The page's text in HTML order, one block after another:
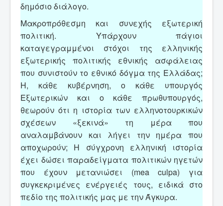
δημόσιο διάλογο.
Μακροπρόθεσμη και συνεχής εξωτερική
πολιτική. Υπάρχουν πάγιοι
καταγεγραμμένοι στόχοι της ελληνικής
εξωτερικής πολιτικής εθνικής ασφάλειας
που συνιστούν το εθνικό δόγμα της Ελλάδας;
Η, κάθε κυβέρνηση, ο κάθε υπουργός
Εξωτερικών και ο κάθε πρωθυπουργός,
θεωρούν ότι η ιστορία των ελληνοτουρκικών
σχέσεων «ξεκινά» τη μέρα που
αναλαμβάνουν και λήγει την ημέρα που
αποχωρούν; Η σύγχρονη ελληνική ιστορία
έχει δώσει παραδείγματα πολιτικών ηγετών
που έχουν μετανιώσει (mea culpa) για
συγκεκριμένες ενέργειές τους, ειδικά στο
πεδίο της πολιτικής μας με την Άγκυρα.